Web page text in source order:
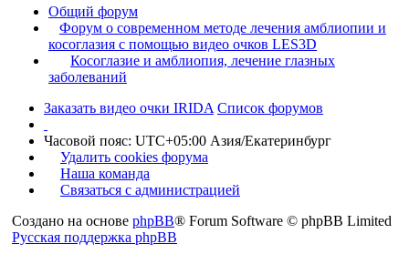
Общий форум
Форум о современном методе лечения амблиопии и
косоглазия с помощью видео очков LES3D
Косоглазие и амблиопия, лечение глазных
заболеваний
Заказать видео очки IRIDA Список форумов
Часовой пояс: UTC+05:00 Азия/Екатеринбург
Удалить cookies форума
Наша команда
Связаться с администрацией
Создано на основе phpBB® Forum Software © phpBB Limited
Русская поддержка phpBB